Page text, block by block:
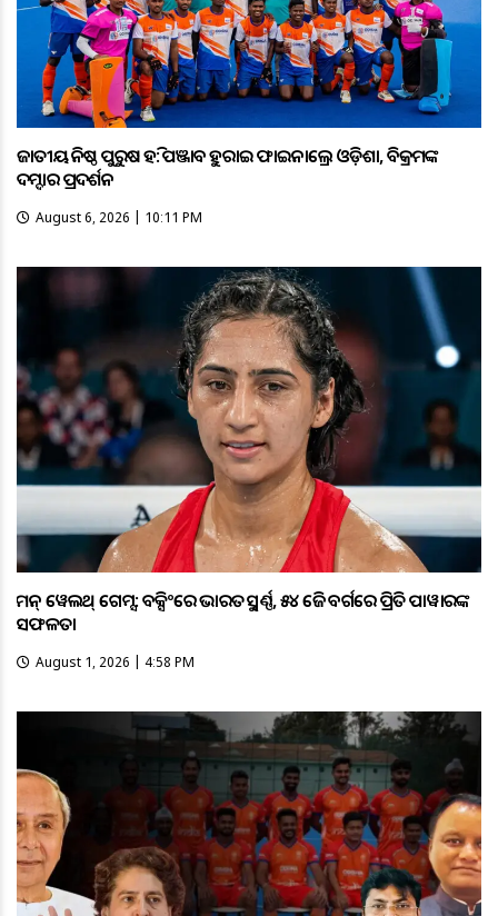
ଜାତୀୟ କନିଷ୍ଠ ପୁରୁଷ ହକି: ପଞ୍ଜାବକୁ ହରାଇ ଫାଇନାଲ୍ରେ ଓଡ଼ିଶା, ବିକ୍ରମଙ୍କ
ଦମ୍ଦାର ପ୍ରଦର୍ଶନ
August 6, 2026 | 10:11 PM
କମନ୍ ୱେଲଥ୍ ଗେମ୍ସ: ବକ୍ସିଂରେ ଭାରତକୁ ସ୍ବର୍ଣ୍ଣ, ୫୪ କେଜି ବର୍ଗରେ ପ୍ରିତି ପାୱାରଙ୍କ
ସଫଳତା
August 1, 2026 | 4:58 PM